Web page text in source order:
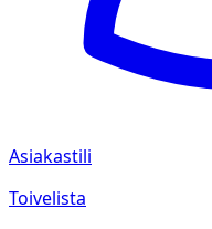
Asiakastili
Toivelista